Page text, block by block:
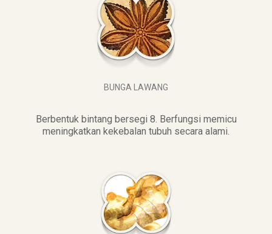
BUNGA LAWANG
Berbentuk bintang bersegi 8. Berfungsi memicu
meningkatkan kekebalan tubuh secara alami.